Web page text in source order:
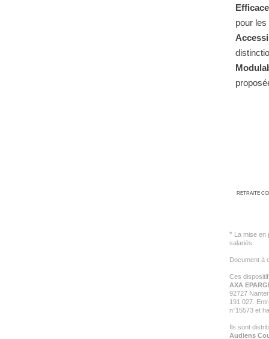
pour
RETRAITE
* La mise en
salariés.
Document à
Ces
AXA
92727
191 027.
n°15573 et
Ils sont
Audiens